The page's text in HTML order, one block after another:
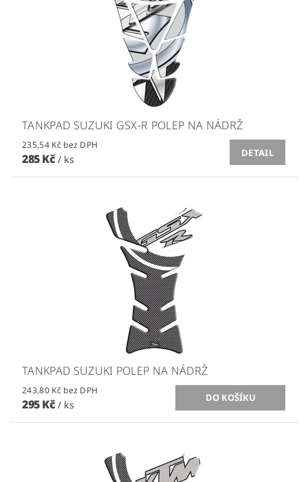
TANKPAD SUZUKI GSX-R POLEP NA NÁDRŽ
235,54 Kč bez DPH
285 Kč / ks
DETAIL
TANKPAD SUZUKI POLEP NA NÁDRŽ
243,80 Kč bez DPH
295 Kč / ks